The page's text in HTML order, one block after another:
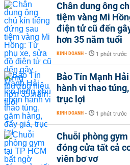
Chân dung ông
tiệm vàng Mi
điện tử cũ đến
hơn 35 năm tuổi
KINH DOANH - 1 phút trước
Bảo Tín Mạnh
hành vi thao
trục lợi
KINH DOANH - 1 phút trước
Chuỗi phòng
đóng cửa tất cả
viên bơ vơ